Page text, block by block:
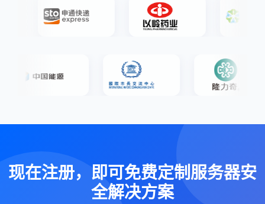
现在注册，即可免费定制服务器安
全解决方案